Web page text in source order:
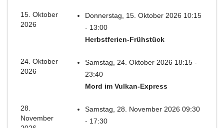
15. Oktober
2026
Donnerstag, 15. Oktober 2026 10:15
- 13:00
Herbstferien-Frühstück
24. Oktober
2026
Samstag, 24. Oktober 2026 18:15 -
23:40
Mord im Vulkan-Express
28.
November
Samstag, 28. November 2026 09:30
- 17:30